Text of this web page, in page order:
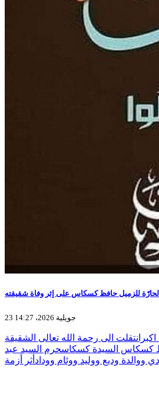
الحارّة للزميل حافظ كسكاس على إثر وفاة شقيقته
23 جويلية 2026، 14:27
اكبرانتقلت الى رحمة الله تعالى الشقيقة
كسكاس السيدة كسكاسحرم السيد عبد